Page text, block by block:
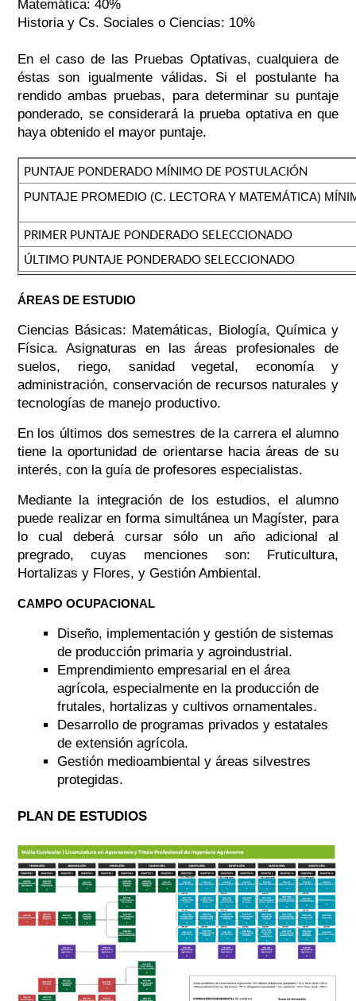
Matemática: 40%
Historia y Cs. Sociales o Ciencias: 10%
En el caso de las Pruebas Optativas, cualquiera de
éstas son igualmente válidas. Si el postulante ha
rendido ambas pruebas, para determinar su puntaje
ponderado, se considerará la prueba optativa en que
haya obtenido el mayor puntaje.
PUNTAJE PONDERADO MÍNIMO DE POSTULACIÓN
PUNTAJE PROMEDIO (C. LECTORA Y MATEMÁTICA)
PRIMER PUNTAJE PONDERADO SELECCIONADO
ÚLTIMO PUNTAJE PONDERADO SELECCIONADO
ÁREAS DE ESTUDIO
Ciencias Básicas: Matemáticas, Biología, Química y
Física. Asignaturas en las áreas profesionales de
suelos, riego, sanidad vegetal, economía y
administración, conservación de recursos naturales y
tecnologías de manejo productivo.
En los últimos dos semestres de la carrera el alumno
tiene la oportunidad de orientarse hacia áreas de su
interés, con la guía de profesores especialistas.
Mediante la integración de los estudios, el alumno
puede realizar en forma simultánea un Magíster, para
lo cual deberá cursar sólo un año adicional al
pregrado, cuyas menciones son: Fruticultura,
Hortalizas y Flores, y Gestión Ambiental.
CAMPO OCUPACIONAL
Diseño, implementación y gestión de sistemas
de producción primaria y agroindustrial.
Emprendimiento empresarial en el área
agrícola, especialmente en la producción de
frutales, hortalizas y cultivos ornamentales.
Desarrollo de programas privados y estatales
de extensión agrícola.
Gestión medioambiental y áreas silvestres
protegidas.
PLAN DE ESTUDIOS